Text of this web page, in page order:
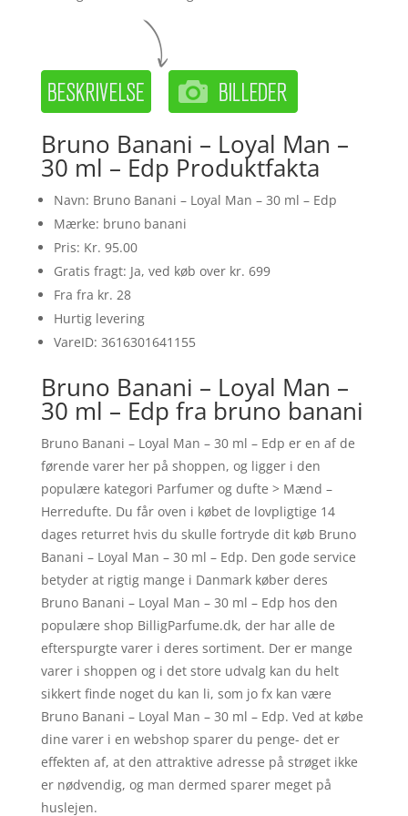
Bruno Banani – Loyal Man –
30 ml – Edp Produktfakta
Navn: Bruno Banani – Loyal Man – 30 ml – Edp
Mærke: bruno banani
Pris: Kr. 95.00
Gratis fragt: Ja, ved køb over kr. 699
Fra fra kr. 28
Hurtig levering
VareID: 3616301641155
Bruno Banani – Loyal Man –
30 ml – Edp fra bruno banani
Bruno Banani – Loyal Man – 30 ml – Edp er en af de
førende varer her på shoppen, og ligger i den
populære kategori Parfumer og dufte > Mænd –
Herredufte. Du får oven i købet de lovpligtige 14
dages returret hvis du skulle fortryde dit køb Bruno
Banani – Loyal Man – 30 ml – Edp. Den gode service
betyder at rigtig mange i Danmark køber deres
Bruno Banani – Loyal Man – 30 ml – Edp hos den
populære shop BilligParfume.dk, der har alle de
efterspurgte varer i deres sortiment. Der er mange
varer i shoppen og i det store udvalg kan du helt
sikkert finde noget du kan li, som jo fx kan være
Bruno Banani – Loyal Man – 30 ml – Edp. Ved at købe
dine varer i en webshop sparer du penge- det er
effekten af, at den attraktive adresse på strøget ikke
er nødvendig, og man dermed sparer meget på
huslejen.